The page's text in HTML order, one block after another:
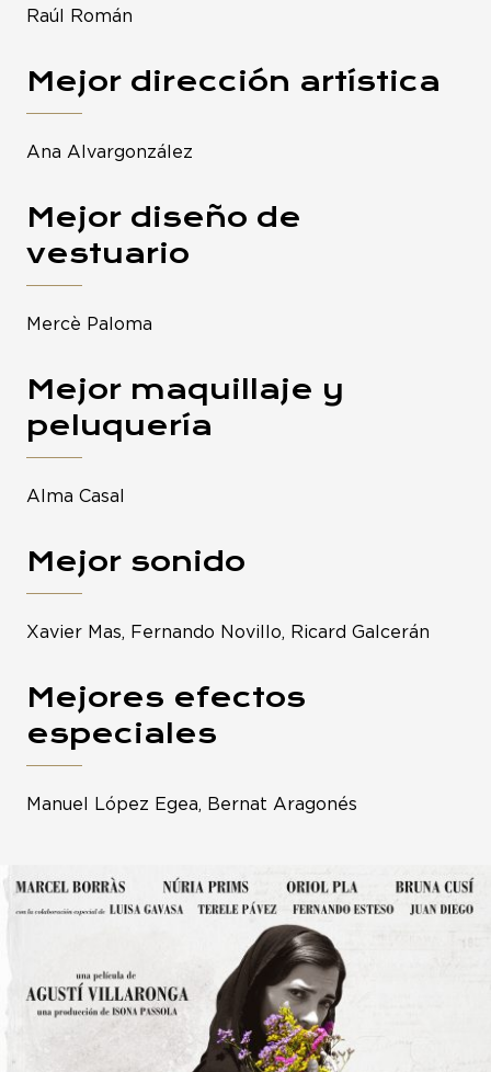
Raúl Román
Mejor dirección artística
Ana Alvargonzález
Mejor diseño de
vestuario
Mercè Paloma
Mejor maquillaje y
peluquería
Alma Casal
Mejor sonido
Xavier Mas, Fernando Novillo, Ricard Galcerán
Mejores efectos
especiales
Manuel López Egea, Bernat Aragonés